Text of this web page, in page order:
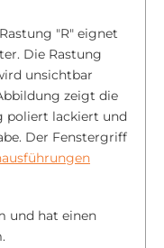
"R" eignet
Die Rastung
unsichtbar
zeigt die
poliert lackiert und
Der Fenstergriff
und hat einen